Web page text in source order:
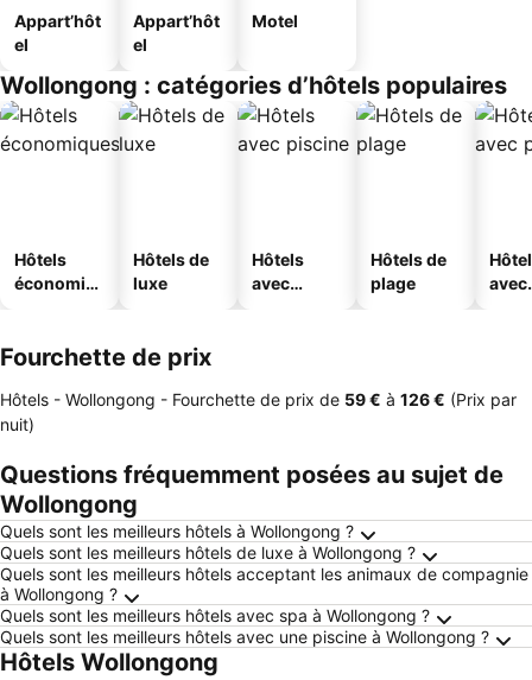
Appart’hôt
el
Appart’hôt
el
Motel
Wollongong : catégories d’hôtels populaires
Hôtels
économiq
Hôtels de
luxe
Hôtels
avec
Hôtels de
plage
avec
Fourchette de prix
Hôtels - Wollongong - Fourchette de prix de ‎59 € à ‎126 € (Prix par
nuit)
Questions fréquemment posées au sujet de
Wollongong
Quels sont les meilleurs hôtels à Wollongong ?
Quels sont les meilleurs hôtels de luxe à Wollongong ?
Quels sont les meilleurs hôtels acceptant les animaux de compagnie
à Wollongong ?
Quels sont les meilleurs hôtels avec spa à Wollongong ?
Quels sont les meilleurs hôtels avec une piscine à Wollongong ?
Hôtels Wollongong